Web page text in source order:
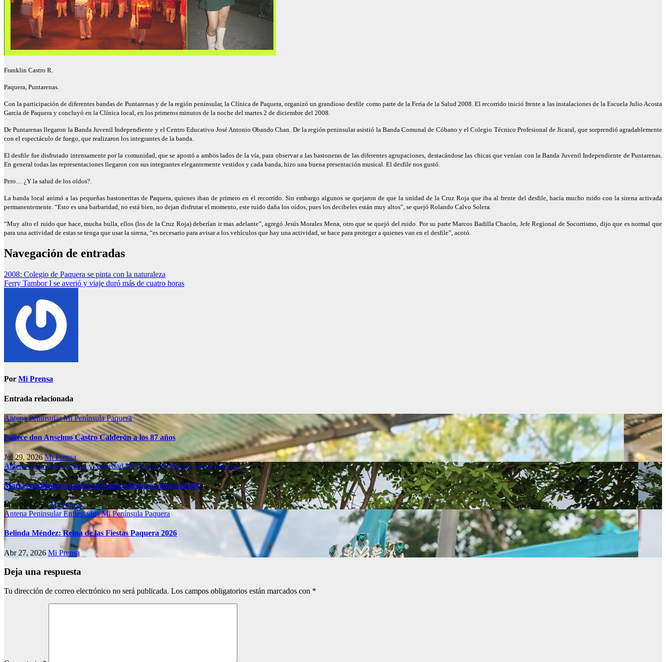
Franklin Castro R.
Paquera, Puntarenas.
Con la participación de diferentes bandas de Puntarenas y de la región peninsular, la Clínica de Paquera, organizó un grandioso desfile como parte de la Feria de la Salud 2008. El recorrido inició frente a las instalaciones de la Escuela Julio Acosta
García de Paquera y concluyó en la Clínica local, en los primeros minutos de la noche del martes 2 de diciembre del 2008.
De Puntarenas llegaron la Banda Juvenil Independiente y el Centro Educativo José Antonio Obando Chan. De la región peninsular asistió la Banda Comunal de Cóbano y el Colegio Técnico Profesional de Jicaral, que sorprendió agradablemente
con el espectáculo de fuego, que realizaron los integrantes de la banda.
El desfile fue disfrutado intensamente por la comunidad, que se apostó a ambos lados de la vía, para observar a las bastoneras de las diferentes agrupaciones, destacándose las chicas que venían con la Banda Juvenil Independiente de Puntarenas.
En general todas las representaciones llegaron con sus integrantes elegantemente vestidos y cada banda, hizo una buena presentación musical. El desfile nos gustó.
Pero… ¿Y la salud de los oídos?.
La banda local animó a las pequeñas bastoneritas de Paquera, quienes iban de primero en el recorrido. Sin embargo algunos se quejaron de que la unidad de la Cruz Roja que iba al frente del desfile, hacía mucho ruido con la sirena activada
permanentemente. “Esto es una barbaridad, no está bien, no dejan disfrutar el momento, este ruido daña los oídos, pues los decibeles están muy altos”, se quejó Rolando Calvo Solera.
“Muy alto el ruido que hace, mucha bulla, ellos (los de la Cruz Roja) deberían ir mas adelante”, agregó Jesús Morales Mena, otro que se quejó del ruido. Por su parte Marcos Badilla Chacón, Jefe Regional de Socorrismo, dijo que es normal que
para una actividad de estas se tenga que usar la sirena, “es necesario para avisar a los vehículos que hay una actividad, se hace para proteger a quienes van en el desfile”, acotó.
Navegación de entradas
2008: Colegio de Paquera se pinta con la naturaleza
Ferry Tambor I se averió y viaje duró más de cuatro horas
Por Mi Prensa
Entrada relacionada
Antena PeninsularMi PenínsulaPaquera
Fallece don Anselmo Castro Calderón a los 87 años
Jul 29, 2026Mi Prensa
Antena PeninsularCultura y SociedadMi PenínsulaMundo SocialPaquera
María Auxiliadora tendrá su Señora Reina en Río Grande
May 18, 2026Mi Prensa
Antena PeninsularEnfiestadosMi Península Paquera
Belinda Méndez: Reina de las Fiestas Paquera 2026
Abr 27, 2026 Mi Prensa
Deja una respuesta
Tu dirección de correo electrónico no será publicada. Los campos obligatorios están marcados con *